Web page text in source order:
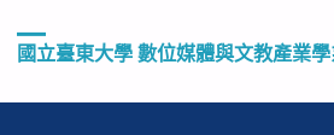
國立臺東大學 數位媒體與文教產業